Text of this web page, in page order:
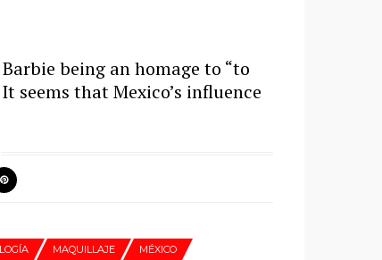
being an homage to “to
seems that Mexico’s influence
MAQUILLAJE MÉXICO